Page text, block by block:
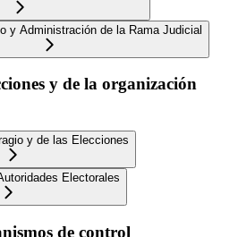
y Administración de la Rama Judicial
y de la organización
y de las Elecciones
Electorales
de control